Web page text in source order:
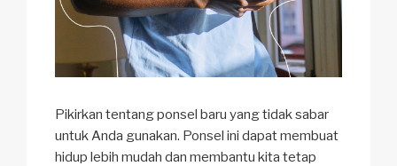
Pikirkan tentang ponsel baru yang tidak sabar
untuk Anda gunakan. Ponsel ini dapat membuat
hidup lebih mudah dan membantu kita tetap